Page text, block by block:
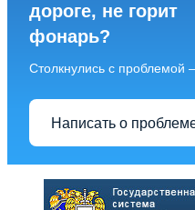
дороге, не горит
фонарь?
Столкнулись с проблемой
Написать о